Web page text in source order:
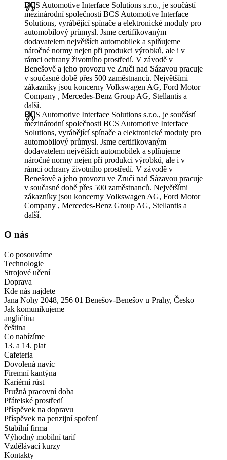
BCS Automotive Interface Solutions s.r.o., je součástí
mezinárodní společnosti BCS Automotive Interface
Solutions, vyrábějící spínače a elektronické moduly pro
automobilový průmysl. Jsme certifikovaným
dodavatelem největších automobilek a splňujeme
náročné normy nejen při produkci výrobků, ale i v
rámci ochrany životního prostředí. V závodě v
Benešově a jeho provozu ve Zruči nad Sázavou pracuje
v současné době přes 500 zaměstnanců. Největšími
zákazníky jsou koncerny Volkswagen AG, Ford Motor
Company , Mercedes-Benz Group AG, Stellantis a
další.
BCS Automotive Interface Solutions s.r.o., je součástí
mezinárodní společnosti BCS Automotive Interface
Solutions, vyrábějící spínače a elektronické moduly pro
automobilový průmysl. Jsme certifikovaným
dodavatelem největších automobilek a splňujeme
náročné normy nejen při produkci výrobků, ale i v
rámci ochrany životního prostředí. V závodě v
Benešově a jeho provozu ve Zruči nad Sázavou pracuje
v současné době přes 500 zaměstnanců. Největšími
zákazníky jsou koncerny Volkswagen AG, Ford Motor
Company , Mercedes-Benz Group AG, Stellantis a
další.
O nás
Co posouváme
Technologie
Strojové učení
Doprava
Kde nás najdete
Jana Nohy 2048, 256 01 Benešov-Benešov u Prahy, Česko
Jak komunikujeme
angličtina
čeština
Co nabízíme
13. a 14. plat
Cafeteria
Dovolená navíc
Firemní kantýna
Kariérní růst
Pružná pracovní doba
Přátelské prostředí
Příspěvek na dopravu
Příspěvek na penzijní spoření
Stabilní firma
Výhodný mobilní tarif
Vzdělávací kurzy
Kontakty